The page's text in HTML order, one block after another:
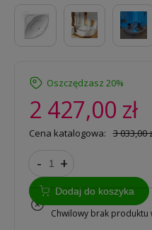
Oszczędzasz 20%
2 427,00 zł
Cena katalogowa: 3 033,00
- +
Dodaj do koszyka
na zamówienie
Chwilowy brak produktu